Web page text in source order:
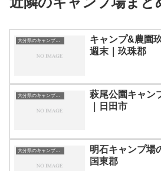
大分県のキャンプ場一覧
キャンプ&農園
週末｜玖珠郡
大分県のキャンプ場一覧
萩尾公園キャン
｜日田市
大分県のキャンプ場一覧
明石キャンプ場
国東郡